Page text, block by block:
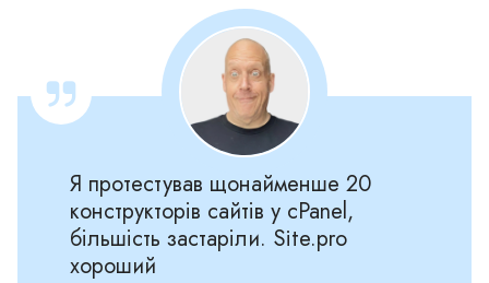
Я протестував щонайменше 20
конструкторів сайтів у cPanel,
більшість застаріли. Site.pro
хороший